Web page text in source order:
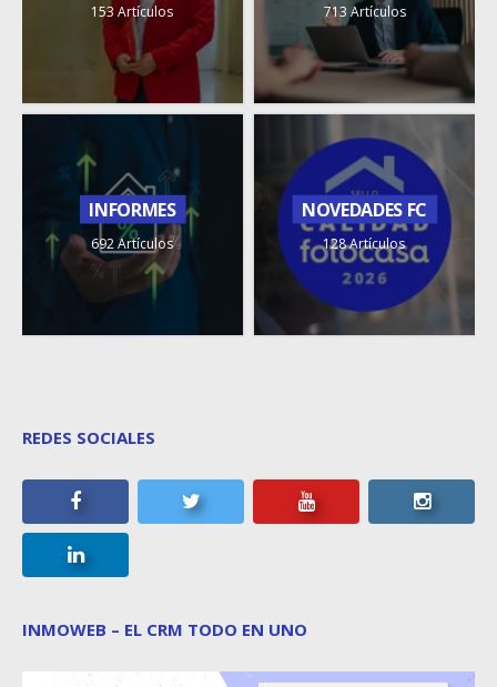
153 Artículos 713 Artículos
INFORMES
692 Artículos
NOVEDADES FC
128 Artículos
REDES SOCIALES
INMOWEB – EL CRM TODO EN UNO